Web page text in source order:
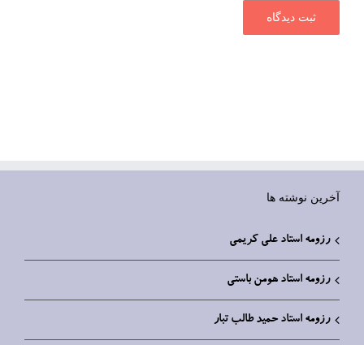
آخرین نوشته ها
رزومه استاد علی کریمی
رزومه استاد هومن باستی
رزومه استاد حمید طالب تبار